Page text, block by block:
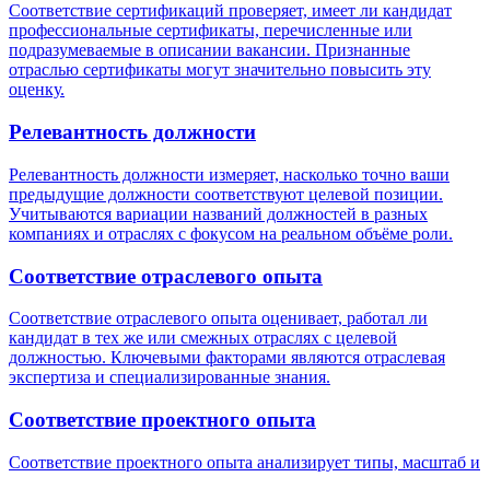
Соответствие сертификаций проверяет, имеет ли кандидат
профессиональные сертификаты, перечисленные или
подразумеваемые в описании вакансии. Признанные
отраслью сертификаты могут значительно повысить эту
оценку.
Релевантность должности
Релевантность должности измеряет, насколько точно ваши
предыдущие должности соответствуют целевой позиции.
Учитываются вариации названий должностей в разных
компаниях и отраслях с фокусом на реальном объёме роли.
Соответствие отраслевого опыта
Соответствие отраслевого опыта оценивает, работал ли
кандидат в тех же или смежных отраслях с целевой
должностью. Ключевыми факторами являются отраслевая
экспертиза и специализированные знания.
Соответствие проектного опыта
Соответствие проектного опыта анализирует типы, масштаб и